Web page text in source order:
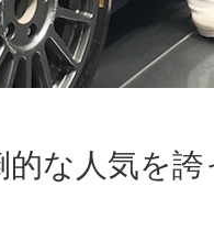
的な人気を